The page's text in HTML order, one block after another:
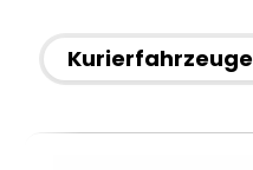
Kurierfahrzeuge